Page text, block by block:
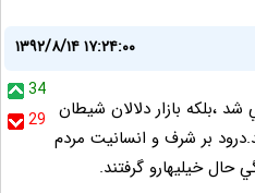
۱۳۹۲/۸/۱۴ ۱۷:۲۴:۰۰
34
29 شد ،بلکه بازار دلالان شيطان
بر شرف و انسانيت مردم
حال خيليهارو گرفتند.